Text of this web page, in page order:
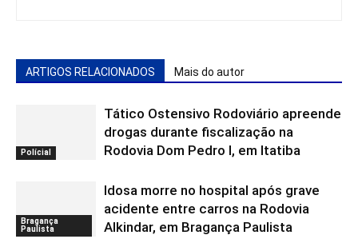
ARTIGOS RELACIONADOS Mais do autor
Polícial
Tático Ostensivo Rodoviário apreende
drogas durante fiscalização na
Rodovia Dom Pedro I, em Itatiba
Bragança
Paulista
Idosa morre no hospital após grave
acidente entre carros na Rodovia
Alkindar, em Bragança Paulista